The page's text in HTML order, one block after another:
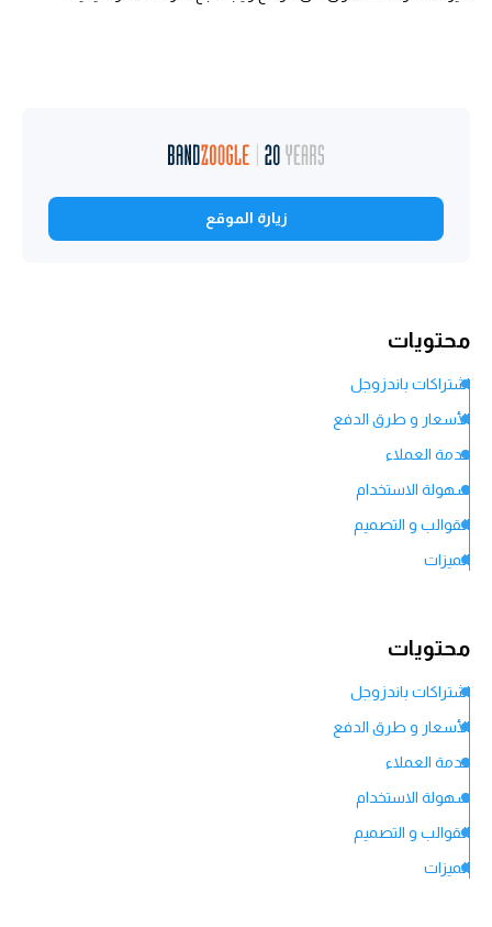
زيارة الموقع
محتويات
اشتراكات باندزوجل
الأسعار و طرق الدفع
خدمة العملاء
سهولة الاستخدام
القوالب و التصميم
الميزات
محتويات
اشتراكات باندزوجل
الأسعار و طرق الدفع
خدمة العملاء
سهولة الاستخدام
القوالب و التصميم
الميزات